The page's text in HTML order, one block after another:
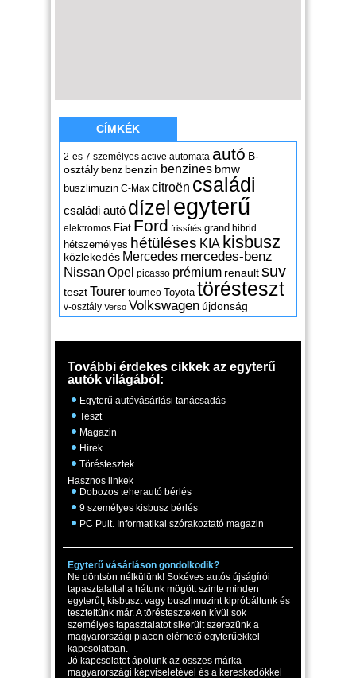
CÍMKÉK
2-es 7 személyes active automata autó B-
osztály benz benzin benzines bmw
buszlimuzin C-Max citroën családi
családi autó dízel egyterű
elektromos Fiat Ford frissítés grand hibrid
hétszemélyes hétüléses KIA kisbusz
közlekedés Mercedes mercedes-benz
NissanOpel picasso prémium renaultsuv
tesztTourer tourneo Toyota törésteszt
v-osztály Verso Volkswagen újdonság
További érdekes cikkek az egyterű
autók világából:
Egyterű autóvásárlási tanácsadás
Teszt
Magazin
Hírek
Töréstesztek
Hasznos linkek
Dobozos teherautó bérlés
9 személyes kisbusz bérlés
PC Pult. Informatikai szórakoztató magazin
Egyterű vásárláson gondolkodik?
Ne döntsön nélkülünk! Sokéves autós újságírói
tapasztalattal a hátunk mögött szinte minden
egyterűt, kisbuszt vagy buszlimuzint kipróbáltunk és
teszteltünk már. A törésteszteken kívül sok
személyes tapasztalatot sikerült szerezünk a
magyarországi piacon elérhető egyterűekkel
kapcsolatban.
Jó kapcsolatot ápolunk az összes márka
magyarországi képviseletével és a kereskedőkkel